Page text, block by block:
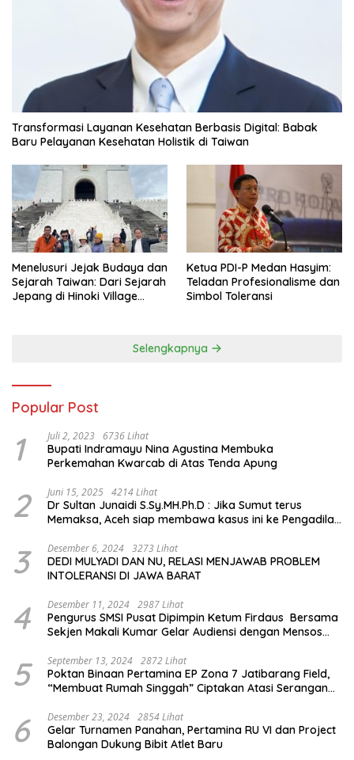
Transformasi Layanan Kesehatan Berbasis Digital: Babak
Baru Pelayanan Kesehatan Holistik di Taiwan
Menelusuri Jejak Budaya dan
Sejarah Taiwan: Dari Sejarah
Jepang di Hinoki Village
Ketua PDI-P Medan Hasyim:
Teladan Profesionalisme dan
Simbol Toleransi
Selengkapnya
Popular Post
1 Juli 2, 2023 6736 Lihat
Bupati Indramayu Nina Agustina Membuka
Perkemahan Kwarcab di Atas Tenda Apung
2 Juni 15, 2025 4214 Lihat
Dr Sultan Junaidi S.Sy.MH.Ph.D : Jika Sumut terus
Memaksa, Aceh siap membawa kasus ini ke Pengadilan
3 Desember 6, 2024 3273 Lihat
DEDI MULYADI DAN NU, RELASI MENJAWAB PROBLEM
INTOLERANSI DI JAWA BARAT
4 Desember 11, 2024 2987 Lihat
Pengurus SMSI Pusat Dipimpin Ketum Firdaus Bersama
Sekjen Makali Kumar Gelar Audiensi dengan Mensos
5 September 13, 2024 2872 Lihat
Poktan Binaan Pertamina EP Zona 7 Jatibarang Field,
“Membuat Rumah Singgah” Ciptakan Atasi Serangan
6 Desember 23, 2024 2854 Lihat
Gelar Turnamen Panahan, Pertamina RU VI dan Project
Balongan Dukung Bibit Atlet Baru